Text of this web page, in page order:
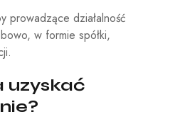
prowadzące działalność
w formie spółki,
uzyskać